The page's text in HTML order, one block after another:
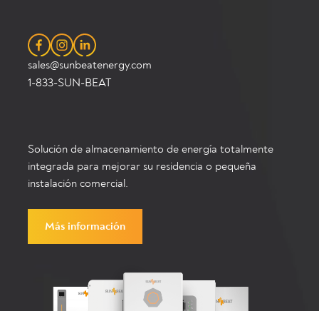
sales@sunbeatenergy.com
1-833-SUN-BEAT
Solución de almacenamiento de energía totalmente
integrada para mejorar su residencia o pequeña
instalación comercial.
Más información